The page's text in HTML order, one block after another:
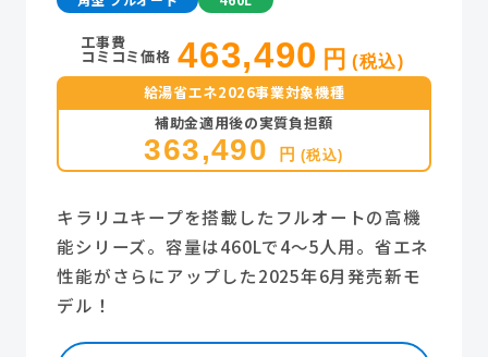
キラリユキープを搭載したフルオートの高機
能シリーズ。容量は460Lで4～5人用。省エネ
性能がさらにアップした2025年6月発売新モ
デル！
給湯省エネ2026事業対象機種
補助金適用後の実質負担額
363,490 円 (税込)
工事費
コミコミ価格 463,490 円 (税込)